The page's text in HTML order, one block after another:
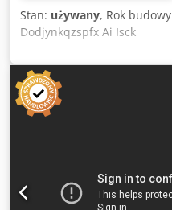
Stan: używany, Rok
Dodjynkqzspfx Ai Isck